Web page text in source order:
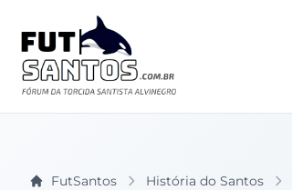
FutSantos História do Santos